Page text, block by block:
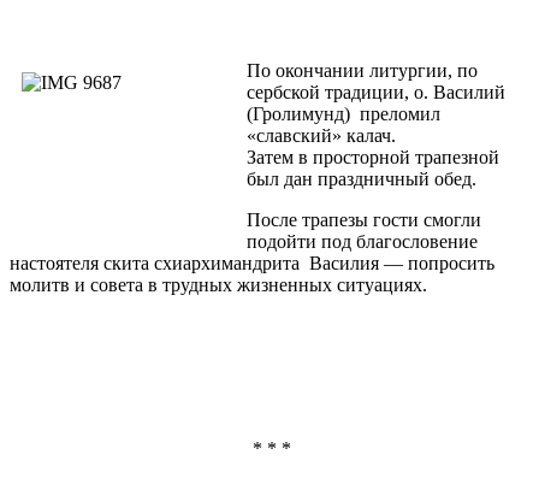
По окончании литургии, по
сербской традиции, о. Василий
(Гролимунд) преломил
«славский» калач.
Затем в просторной трапезной
был дан праздничный обед.
После трапезы гости смогли
подойти под благословение
настоятеля скита схиархимандрита Василия — попросить
молитв и совета в трудных жизненных ситуациях.
* * *